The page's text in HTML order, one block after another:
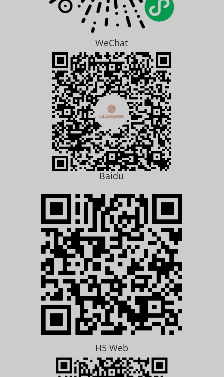
WeChat
Baidu
H5 Web